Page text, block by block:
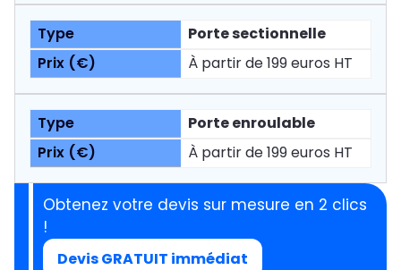
Porte sectionnelle
À partir de 199 euros HT
Porte enroulable
À partir de 199 euros HT
Obtenez votre devis sur mesure en 2 clics
!
Devis GRATUIT immédiat